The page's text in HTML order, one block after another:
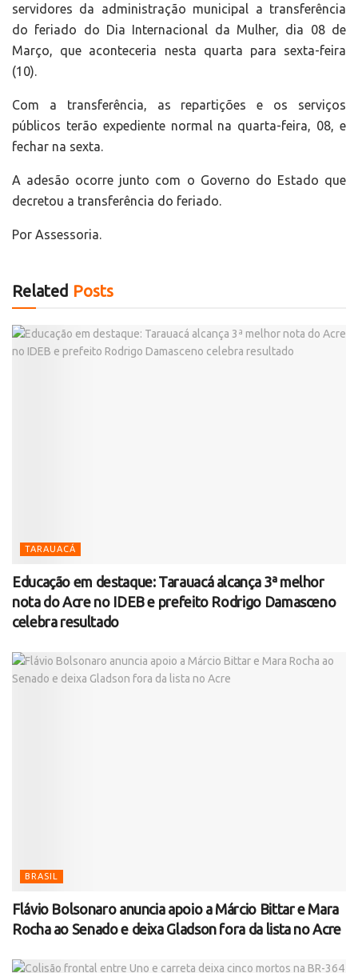
servidores da administração municipal a transferência
do feriado do Dia Internacional da Mulher, dia 08 de
Março, que aconteceria nesta quarta para sexta-feira
(10).
Com a transferência, as repartições e os serviços
públicos terão expediente normal na quarta-feira, 08, e
fechar na sexta.
A adesão ocorre junto com o Governo do Estado que
decretou a transferência do feriado.
Por Assessoria.
Related Posts
TARAUACÁ
Educação em destaque: Tarauacá alcança 3ª melhor
nota do Acre no IDEB e prefeito Rodrigo Damasceno
celebra resultado
BRASIL
Flávio Bolsonaro anuncia apoio a Márcio Bittar e Mara
Rocha ao Senado e deixa Gladson fora da lista no Acre